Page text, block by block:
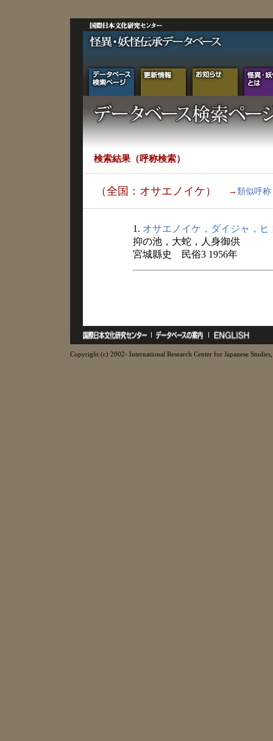
検索結果（呼称検索）
（全国：オサエノイケ） → 類似呼称
1. オサエノイケ，ダイジャ，ヒ
抑の池，大蛇，人身御供
宮城縣史 民俗3 1956年
Copyright (c) 2002- International Research Center for Japanese